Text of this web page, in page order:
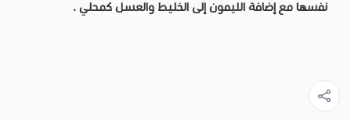
نفسها مع إضافة الليمون إلى الخليط والعسل كمحلي .